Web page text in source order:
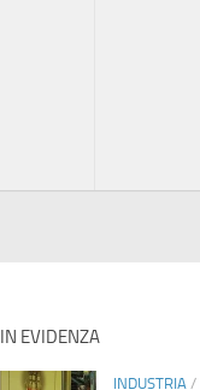
IN EVIDENZA
INDUSTRIA/